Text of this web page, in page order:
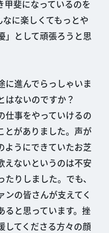
甲斐になっているのを
に楽しくてもっとや
」として頑張ろうと思
進んでらっしゃいま
はないのですか？
事をやっていけるの
とがありました。声が
ようにできていたお芝
えないというのは不安
りしました。でも、
の皆さんが支えてく
ると思っています。挫
してくださる方々の顔